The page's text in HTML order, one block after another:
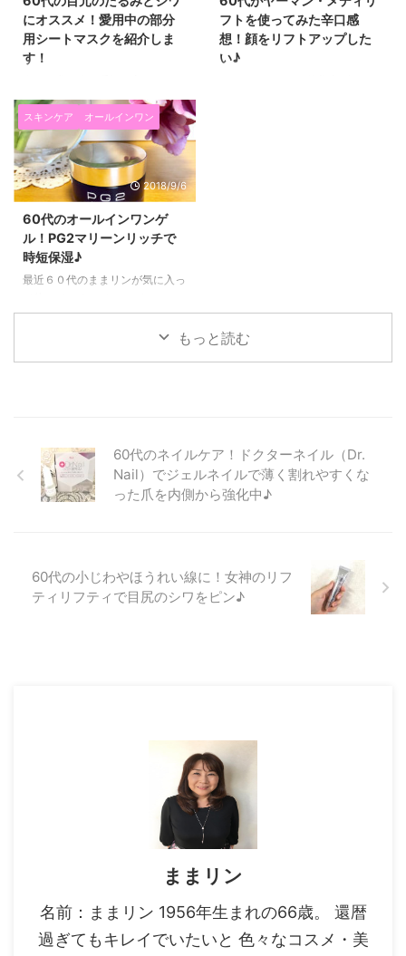
にオススメ！愛用中の部分
用シートマスクを紹介しま
す！
て、毎日使っている、 目元のた
るみとシワ対策の目元ケアコスメ
を紹介したいと思います！ ６０
代になると、目元のたるみとシワ
がすごく気になります！ 毎朝鏡
を見るたび、どんどん目の下に新
しいシワができたり たるみがひ
どくなっているなぁ～と気持ちが
下がる日々を過ごしていました。
そして、アイクリームを塗ってい
てもなかなか満足できなかった
シー プレミアムハイドロゲルア
イパッチは、 娘の紹介で知った
フトを使ってみた辛口感
想！顔をリフトアップした
い♪
に使ってみた感想や、 効果があ
るのか？など肌に変化があったの
スキンケア オールインワン
2018/9/6
60代のオールインワンゲ
ル！PG2マリーンリッチで
時短保湿♪
最近６０代のままリンが気に入っ
ゲルを紹介したいと思います(^^)/
それがこのPG2マリーンリッチで
ロテオグリカンの保水力はヒアル
ロン酸の約1.3倍といわれている
ので、 保湿が大事な60代の肌に
これ一 ...
もっと読む
60代のネイルケア！ドクターネイル（Dr.
Nail）でジェルネイルで薄く割れやすくな
った爪を内側から強化中♪
60代の小じわやほうれい線に！女神のリフ
ティリフティで目尻のシワをピン♪
ままリン
名前：ままリン 1956年生まれの66歳。 還暦
過ぎてもキレイでいたいと 色々なコスメ・美